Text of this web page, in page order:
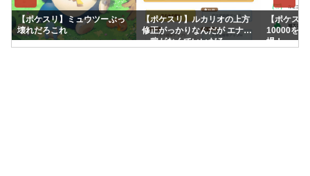
【ポケスリ】ミュウツーぶっ
壊れだろこれ
【ポケスリ】ルカリオの上方
修正がっかりなんだが エナジ
ー稼がなくていいだろ
【ポケス
10000を超
場！